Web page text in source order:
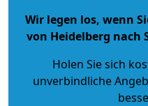
Wir legen los, wenn
von Heidelberg nach
Holen Sie sich
unverbindliche